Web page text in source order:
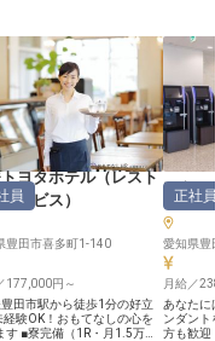
の勤務経験を活かして、私た
に最高のおもてなしを提供し
う。月給225,400円～
円。あなたの応募をお待ち
ます！※2024年08月26日時
報です
夫！チー
に喜ん
す！ 一
力を伝え
【少数精
境があり
ランだ
る気」が
行動でき
プのチャ
勤務に
り、や
ています
ろん、レ
寮も完備
15,000
らの応募
もてなし
ひ私たち
い！
ヨタホテル（レスト
サービス ）
員
豊田市喜多町1-140
177,000円～
田市駅から徒歩1分の好立
経験OK！おもてなしの心を
す ■寮完備（1R・月1.5万
三交イ
正社員
愛知県
月給／
あなたに
ンダント
方も歓迎